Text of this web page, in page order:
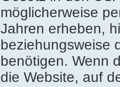
möglicherweise
Jahren erheben,
beziehungsweise
benötigen. Wenn
die Website, auf